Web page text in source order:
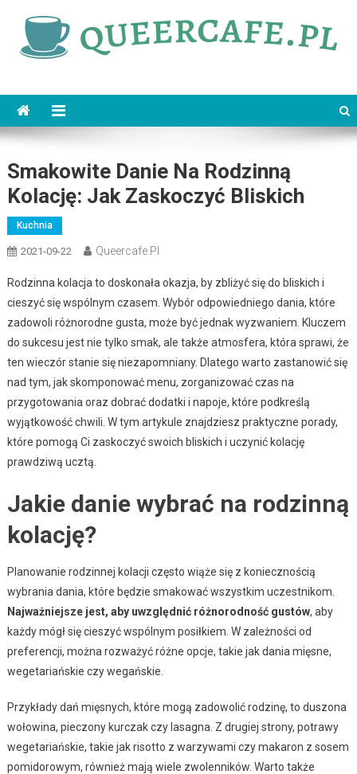
content
Smakowite Danie Na Rodzinną
Kolację: Jak Zaskoczyć Bliskich
Kuchnia
2021-09-22 Queercafe.pl
Rodzinna kolacja to doskonała okazja, by zbliżyć się do bliskich i
cieszyć się wspólnym czasem. Wybór odpowiedniego dania, które
zadowoli różnorodne gusta, może być jednak wyzwaniem. Kluczem
do sukcesu jest nie tylko smak, ale także atmosfera, która sprawi, że
ten wieczór stanie się niezapomniany. Dlatego warto zastanowić się
nad tym, jak skomponować menu, zorganizować czas na
przygotowania oraz dobrać dodatki i napoje, które podkreślą
wyjątkowość chwili. W tym artykule znajdziesz praktyczne porady,
które pomogą Ci zaskoczyć swoich bliskich i uczynić kolację
prawdziwą ucztą.
Jakie danie wybrać na rodzinną
kolację?
Planowanie rodzinnej kolacji często wiąże się z koniecznością
wybrania dania, które będzie smakować wszystkim uczestnikom.
Najważniejsze jest, aby uwzględnić różnorodność gustów, aby
każdy mógł się cieszyć wspólnym posiłkiem. W zależności od
preferencji, można rozważyć różne opcje, takie jak dania mięsne,
wegetariańskie czy wegańskie.
Przykłady dań mięsnych, które mogą zadowolić rodzinę, to duszona
wołowina, pieczony kurczak czy lasagna. Z drugiej strony, potrawy
wegetariańskie, takie jak risotto z warzywami czy makaron z sosem
pomidorowym, również mają wiele zwolenników. Warto także